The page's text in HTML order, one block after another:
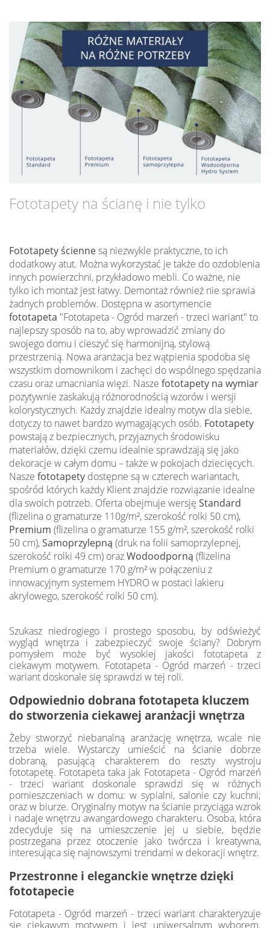
Fototapety na ścianę i nie tylko
Fototapety ściennesą niezwykle praktyczne, to ich
dodatkowy atut. Można wykorzystać je także do ozdobienia
innych powierzchni, przykładowo mebli. Co ważne, nie
tylko ich montaż jest łatwy. Demontaż również nie sprawia
żadnych problemów. Dostępna w asortymencie
fototapeta "Fototapeta - Ogród marzeń - trzeci wariant" to
najlepszy sposób na to, aby wprowadzić zmiany do
swojego domu i cieszyć się harmonijną, stylową
przestrzenią. Nowa aranżacja bez wątpienia spodoba się
wszystkim domownikom i zachęci do wspólnego spędzania
czasu oraz umacniania więzi. Nasze fototapety na wymiar
pozytywnie zaskakują różnorodnością wzorów i wersji
kolorystycznych. Każdy znajdzie idealny motyw dla siebie,
dotyczy to nawet bardzo wymagających osób. Fototapety
powstają z bezpiecznych, przyjaznych środowisku
materiałów, dzięki czemu idealnie sprawdzają się jako
dekoracje w całym domu – także w pokojach dziecięcych.
Nasze fototapety dostępne są w czterech wariantach,
spośród których każdy Klient znajdzie rozwiązanie idealne
dla swoich potrzeb. Oferta obejmuje wersję Standard
(flizelina o gramaturze 110g/m², szerokość rolki 50 cm),
Premium (flizelina o gramaturze 155 g/m², szerokość rolki
50 cm),Samoprzylepną (druk na folii samoprzylepnej,
szerokość rolki 49 cm) orazWodoodporną (flizelina
Premium o gramaturze 170 g/m² w połączeniu z
innowacyjnym systemem HYDRO w postaci lakieru
akrylowego, szerokość rolki 50 cm).
Szukasz niedrogiego i prostego sposobu, by odświeżyć
wygląd wnętrza i zabezpieczyć swoje ściany? Dobrym
pomysłem może być wysokiej jakości fototapeta z
ciekawym motywem. Fototapeta - Ogród marzeń - trzeci
wariant doskonale się sprawdzi w tej roli.
Odpowiednio dobrana fototapeta kluczem
do stworzenia ciekawej aranżacji wnętrza
Żeby stworzyć niebanalną aranżację wnętrza, wcale nie
trzeba wiele. Wystarczy umieścić na ścianie dobrze
dobraną, pasującą charakterem do reszty wystroju
fototapetę. Fototapeta taka jak Fototapeta - Ogród marzeń
- trzeci wariant doskonale sprawdzi się w różnych
pomieszczeniach w domu: w sypialni, salonie czy kuchni;
oraz w biurze. Oryginalny motyw na ścianie przyciąga wzrok
i nadaje wnętrzu awangardowego charakteru. Osoba, która
zdecyduje się na umieszczenie jej u siebie, będzie
postrzegana przez otoczenie jako twórcza i kreatywna,
interesująca się najnowszymi trendami w dekoracji wnętrz.
Przestronne i eleganckie wnętrze dzięki
fototapecie
Fototapeta - Ogród marzeń - trzeci wariant charakteryzuje
się ciekawym motywem i jest uniwersalnym wyborem.